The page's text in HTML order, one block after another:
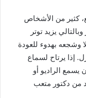
كثير من الأشخاص
يزيد توتر
وشجعه بهدوء للعودة
إذا يرتاح لسماع
الراديو أو
من دكتور متعب